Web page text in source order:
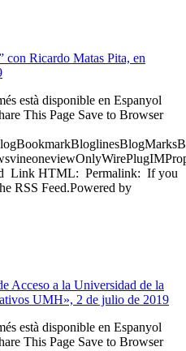
con Ricardo Matas Pita, en
està disponible en Espanyol
This Page Save to Browser
Link HTML: Permalink: If you
RSS Feed.Powered by
Acceso a la Universidad de la
UMH», 2 de julio de 2019
està disponible en Espanyol
This Page Save to Browser